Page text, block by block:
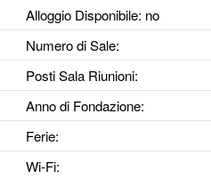
Alloggio Disponibile: no
Numero di Sale:
Posti Sala Riunioni:
Anno di Fondazione:
Ferie:
Wi-Fi: